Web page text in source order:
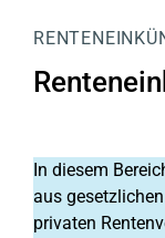
In diesem
aus
privaten